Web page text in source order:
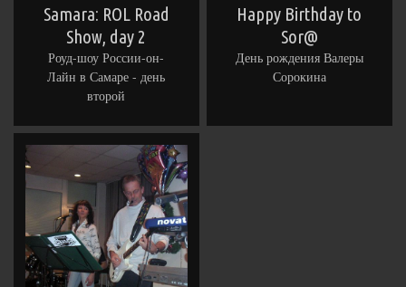
Samara: ROL Road
Show, day 2
Роуд-шоу России-он-
Лайн в Самаре - день
второй
Happy Birthday to
Sor@
День рождения Валеры
Сорокина